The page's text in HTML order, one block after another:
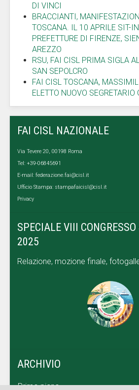
DI VINCI
BRACCIANTI,
TOSCANA. IL 10 APRILE SIT-
PREFETTURE DI FIRENZE,
AREZZO
RSU, FAI CISL PRIMA SIGLA
SAN SEPOLCRO
FAI CISL TOSCANA,
ELETTO NUOVO SEGRETARIO
FAI CISL NAZIONALE
Via Tevere 20, 00198 Roma
Tel: +39-06845691
E-mail: federazione.fai@cisl.it
Ufficio Stampa: stampafaicisl@cisl.it
Privacy
SPECIALE VIII
2025
Relazione, mozione finale,
ARCHIVIO
Primo piano